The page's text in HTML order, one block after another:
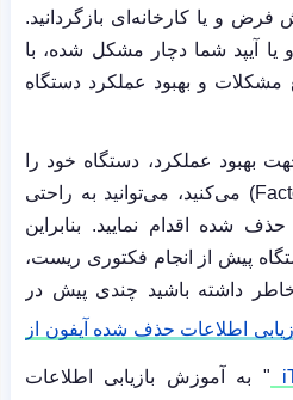
و یا کارخانه‌ای بازگردانید.
یا آیپد شما دچار مشکل شده، با
و بهبود عملکرد دستگاه
بهبود عملکرد، دستگاه خود را
می‌کنید، می‌توانید به راحتی
شده اقدام نمایید. بنابراین
پیش از انجام فکتوری ریست،
داشته باشید چندی پیش در
اطلاعات حذف شده آیفون از
" به آموزش بازیابی اطلاعات